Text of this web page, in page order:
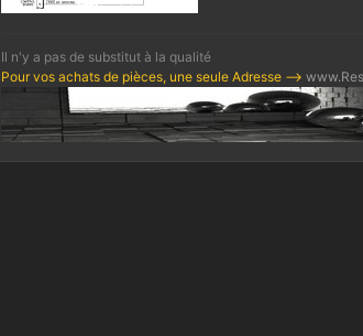
Il n'y a pas de substitut à la qualité
Pour vos achats de pièces, une seule Adresse -->